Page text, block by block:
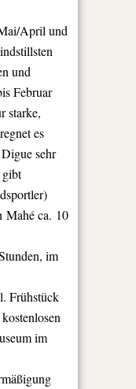
April und
und
Februar
starke,
es
sehr
gibt
Mahé ca. 10
im
Frühstück
im